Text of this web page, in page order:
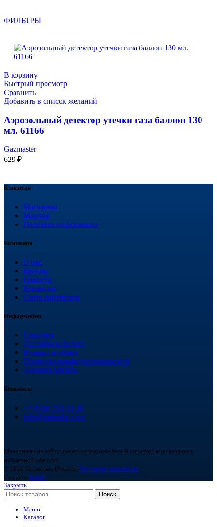
ФИЛЬТРЫ
В корзину
Быстрый просмотр
Сравнить
Добавить в список желаний
Аэрозольный детектор утечки газа баллон 130
мл. 61166
Gazmaster
629 ₽
Клиентам
Магазины
Монтаж
Полезная информация
Компания
О нас
Бренды
Новости
Вакансии
Стать партнером
Информация
Гарантия
Доставка и оплата
Возврат и обмен
Политика конфиденциальности
Договор оферты
Контакты
+7 (918) 252-12-26
info@teploplas.com
Материалы на сайте имеют ознакомительный характер и не являются
публичной офертой.
© 2026 Теплоплас (Россия). Все права защищены.
Создано BOND
Закрыть
Поиск
Меню
Каталог